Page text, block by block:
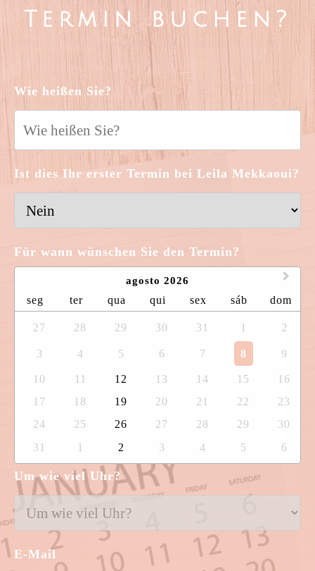
Termin buchen?
Wie heißen Sie?
Ist dies Ihr erster Termin bei Leila Mekkaoui?
Für wann wünschen Sie den Termin?
agosto 2026
seg ter qua qui sex sáb dom
27 28 29 30 31 1 2
3 4 5 6 7 8 9
10 11 12 13 14 15
16
17
18 19 20 21 22
23
24
25 26 27 28 29
30
31
1 2 3 4 5 6
Um wie viel Uhr?
E-Mail